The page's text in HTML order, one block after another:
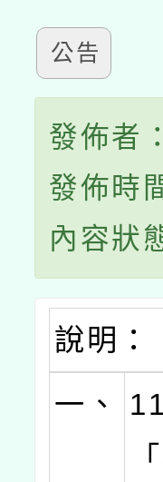
公告
發佈者
發佈時
內容狀
說明：
一、